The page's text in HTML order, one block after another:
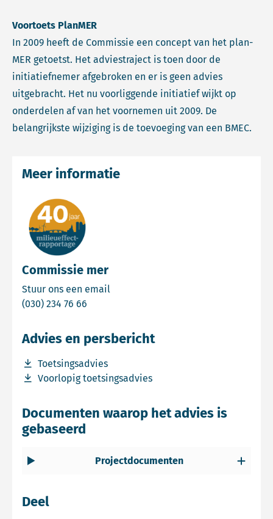
Voortoets PlanMER
In 2009 heeft de Commissie een concept van het plan-
MER getoetst. Het adviestraject is toen door de
initiatiefnemer afgebroken en er is geen advies
uitgebracht. Het nu voorliggende initiatief wijkt op
onderdelen af van het voornemen uit 2009. De
belangrijkste wijziging is de toevoeging van een BMEC.
Commissie mer
Stuur ons een email
(030) 234 76 66
Meer informatie
Advies en persbericht
Toetsingsadvies
Download bestand Toetsingsadvies
Voorlopig toetsingsadvies
Download bestand Voorlopig toetsingsadvies
Documenten waarop het advies is
gebaseerd
Projectdocumenten
Deel